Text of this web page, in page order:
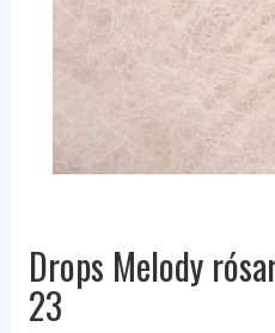
Drops Melody
23